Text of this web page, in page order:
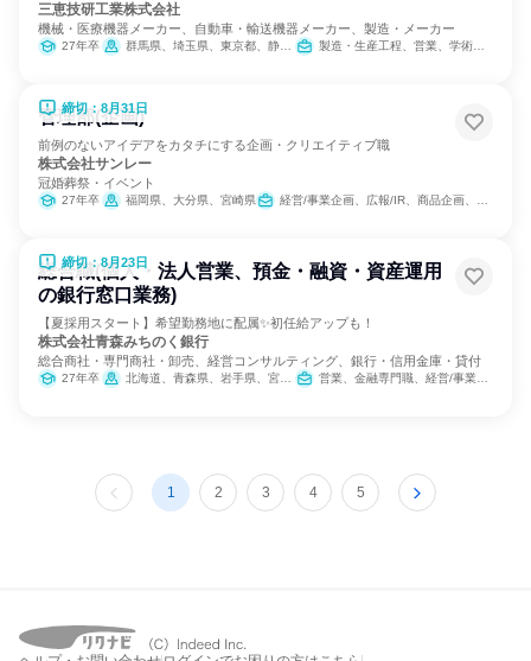
三恵技研工業株式会社
機械・医療機器メーカー、自動車・輸送機器メーカー、製造・メーカー
27年卒 群馬県、埼玉県、東京都、静岡県、三重県 製造・生産工程、営業、学術研究、SCM/生産管理/購買/物流、建築/土木/プラント専門職
締切：8月31日
管理部(企画)
前例のないアイデアをカタチにする企画・クリエイティブ職
株式会社サンレー
冠婚葬祭・イベント
27年卒 福岡県、大分県、宮崎県 経営/事業企画、広報/IR、商品企画、マーケティング・広告・宣伝
締切：8月23日
総合職(個人・法人営業、預金・融資・資産運用
の銀行窓口業務)
【夏採用スタート】希望勤務地に配属✨初任給アップも！
株式会社青森みちのく銀行
総合商社・専門商社・卸売、経営コンサルティング、銀行・信用金庫・貸付
27年卒 北海道、青森県、岩手県、宮城県、秋田県 営業、金融専門職、経営/事業企画
1 2 3 4 5